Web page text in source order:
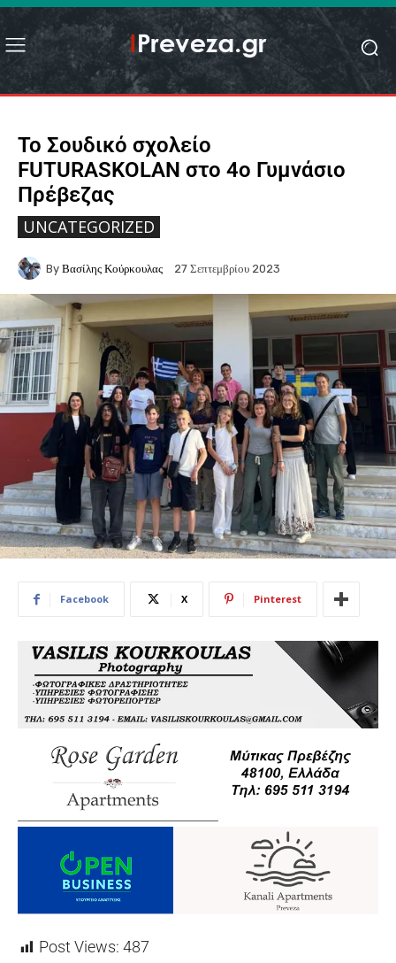
Το Σουδικό σχολείο
FUTURASKOLAN στο 4ο Γυμνάσιο
Πρέβεζας
UNCATEGORIZED
By Βασίλης Κούρκουλας 27 Σεπτεμβρίου 2023
Facebook X Pinterest
Post Views: 487